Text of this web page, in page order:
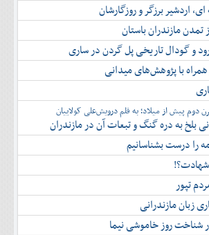
اردشیر برزگر و روزگارشان
تمدن مازندران باستان
و گودال تاریخی پل گردن در ساری
با پژوهش‌های میدانی
دوم پیش از میلاد؛ به قلم درویش‌علی کولاییان
بلخ به دره گنگ و تبعات آن در مازندران
را درست بشناسانیم
شهادت؟!
تپور
زبان مازندرانی
شناخت روز خاموشی نیما